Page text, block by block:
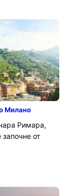
Милано
Римара,
от